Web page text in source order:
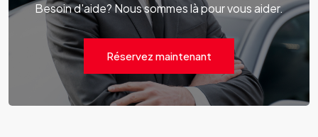
Besoin d'aide? Nous sommes là pour vous aider.
Réservez maintenant